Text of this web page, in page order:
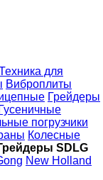
для
Виброплиты
Грейдеры
Гусеничные
погрузчики
Колесные
SDLG
New Holland